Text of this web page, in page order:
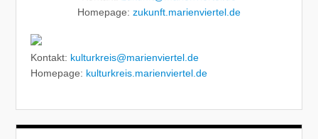
Homepage: zukunft.marienviertel.de
Kontakt: kulturkreis@marienviertel.de
Homepage: kulturkreis.marienviertel.de